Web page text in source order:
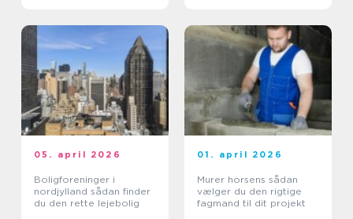
05. april 2026
Boligforeninger i
nordjylland sådan finder
du den rette lejebolig
01. april 2026
Murer horsens sådan
vælger du den rigtige
fagmand til dit projekt